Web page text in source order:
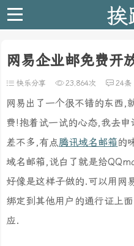
挨
网易企业邮免费开
快乐分享 23,864次 24条
网易出了一个很不错的东西,
费!抱着试一试的心态,我去
差不多,有点腾讯域名邮箱的
域名邮箱,说白了就是给
好像是这样子做的.可以用网
绑定到其他用户的通行证上
应.